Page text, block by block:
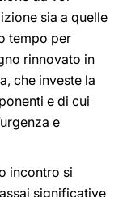
sia a quelle
tempo per
rinnovato in
che investe la
e di cui
e
incontro si
significative